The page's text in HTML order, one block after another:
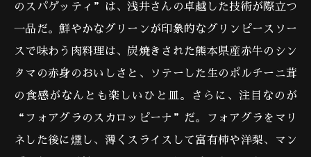
のスパゲッティ”は、浅井さんの卓越した技術が際立つ
一品だ。鮮やかなグリーンが印象的なグリンピースソー
スで味わう肉料理は、炭焼きされた熊本県産赤牛のシン
タマの赤身のおいしさと、ソテーした生のポルチーニ茸
の食感がなんとも楽しいひと皿。さらに、注目なのが
“フォアグラのスカロッピーナ”だ。フォアグラをマリ
ネした後に燻し、薄くスライスして富有柿や洋梨、マン